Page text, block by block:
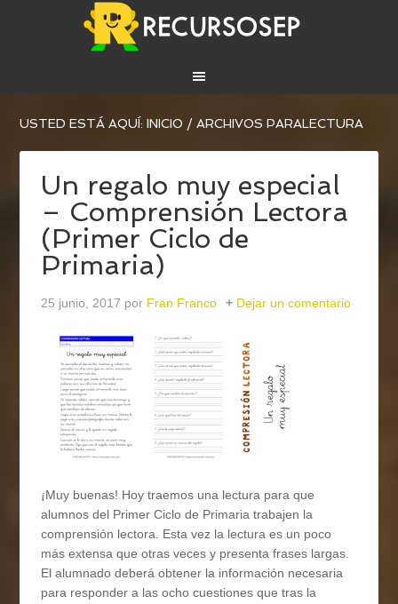
USTED ESTÁ AQUÍ:INICIO / ARCHIVOS PARALECTURA
Un regalo muy especial
– Comprensión Lectora
(Primer Ciclo de
Primaria)
25 junio, 2017 por Fran Franco Dejar un comentario
¡Muy buenas! Hoy traemos una lectura para que
alumnos del Primer Ciclo de Primaria trabajen la
comprensión lectora. Esta vez la lectura es un poco
más extensa que otras veces y presenta frases largas.
El alumnado deberá obtener la información necesaria
para responder a las ocho cuestiones que tras la